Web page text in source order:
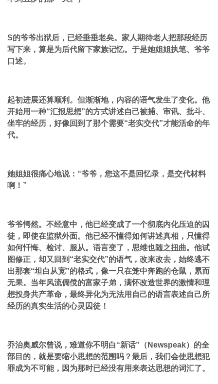
S的爷爷出狱后，已经垂垂老矣。家人期待老人把那段经历
写下来，算是为后代留下家族记忆。于是她姐姐执笔、爷爷
口述。
起初进展还算顺利。但渐渐地，内容的语气发生了变化。他
开始用一种“汇报思想”的方式讲述自己被捕、审讯、批斗、
坐牢的经历，好像回到了那个需要“老实交代”才能活命的年
代。
她姐姐很痛心地说：“爷爷，您这不是回忆录，是交代材料
啊！”
爷爷愕然。不经意中，他已经变成了一个彻底内化压迫的囚
徒，即使在监狱外面。他已经不懂得如何讲述真相，只懂得
如何忏悔、检讨、服从。语言变了，思维也随之扭曲。他试
图修正，却又回到“老实交代”的语气，改来改去，始终逃不
出那套“坦白从宽”的格式，像一只在笼中奔跑的仓鼠，累而
无果。当年风流倜傥的富家子弟，满怀改造世界的激情和理
想投身共产革命，最终异化为无法用自己的语言表述自己所
经历的真实生活的心灵囚徒！
乔治奥威尔曾说，难道你不明白“新话”（Newspeak）的全
部目的，就是要缩小思想的范围吗？最后，我们会使思想犯
罪成为不可能，因为那时已经没有用来表达思想的词汇了。